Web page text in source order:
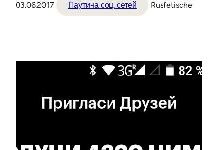
03.06.2017 Паутина соц. сетей Rusfetische